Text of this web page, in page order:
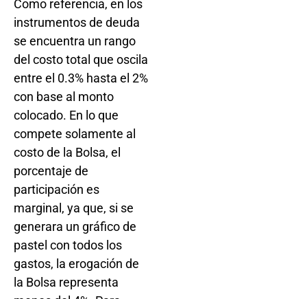
Como referencia, en los
instrumentos de deuda
se encuentra un rango
del costo total que oscila
entre el 0.3% hasta el 2%
con base al monto
colocado. En lo que
compete solamente al
costo de la Bolsa, el
porcentaje de
participación es
marginal, ya que, si se
generara un gráfico de
pastel con todos los
gastos, la erogación de
la Bolsa representa